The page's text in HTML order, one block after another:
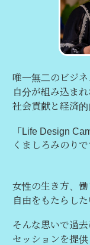
唯一無二のビジネ
自分が組み込ま
社会貢献と経済
「Life Design
くましろみのりで
女性の生き方、働
自由をもたらした
そんな思いで過
セッションを提供